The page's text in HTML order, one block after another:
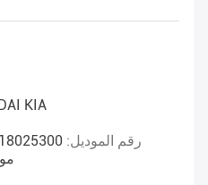
KIA
رقم الموديل: